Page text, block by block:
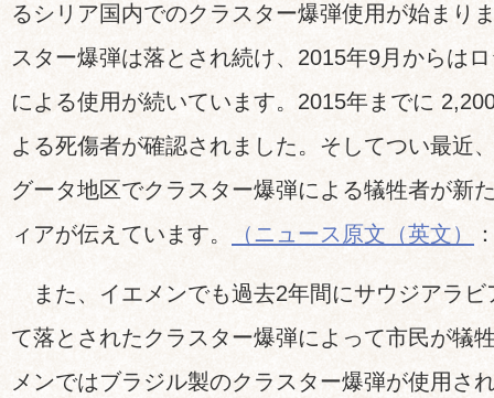
るシリア国内でのクラスター爆弾使用が始まり
スター爆弾は落とされ続け、2015年9月からは
による使用が続いています。2015年までに
よる死傷者が確認されました。そしてつい最近
グータ地区でクラスター爆弾による犠牲者が新
ィアが伝えています。
（ニュース原文（英文）
また、イエメンでも過去2年間にサウジアラビ
て落とされたクラスター爆弾によって市民が犠
メンではブラジル製のクラスター爆弾が使用さ